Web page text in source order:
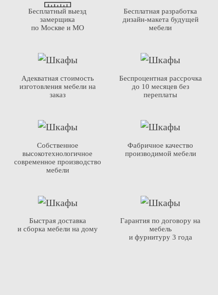
Бесплатный выезд
замерщика
по Москве и МО
Бесплатная разработка
дизайн-макета будущей
мебели
Адекватная стоимость
изготовления мебели на
заказ
Беспроцентная рассрочка
до 10 месяцев без
переплаты
Собственное
высокотехнологичное
современное производство
мебели
Фабричное качество
производимой мебели
Быстрая доставка
и сборка мебели на дому
Гарантия по договору на
мебель
и фурнитуру 3 года